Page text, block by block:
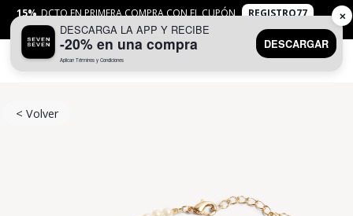
15% DCTO EN PRIMERA COMPRA CON EL CUPÓN
REGISTRO77
APLICANTYC
< Volver
DESCARGA LA APP Y RECIBE
-20% en una compra
Aplican Términos y Condiciones
DESCARGAR
✕